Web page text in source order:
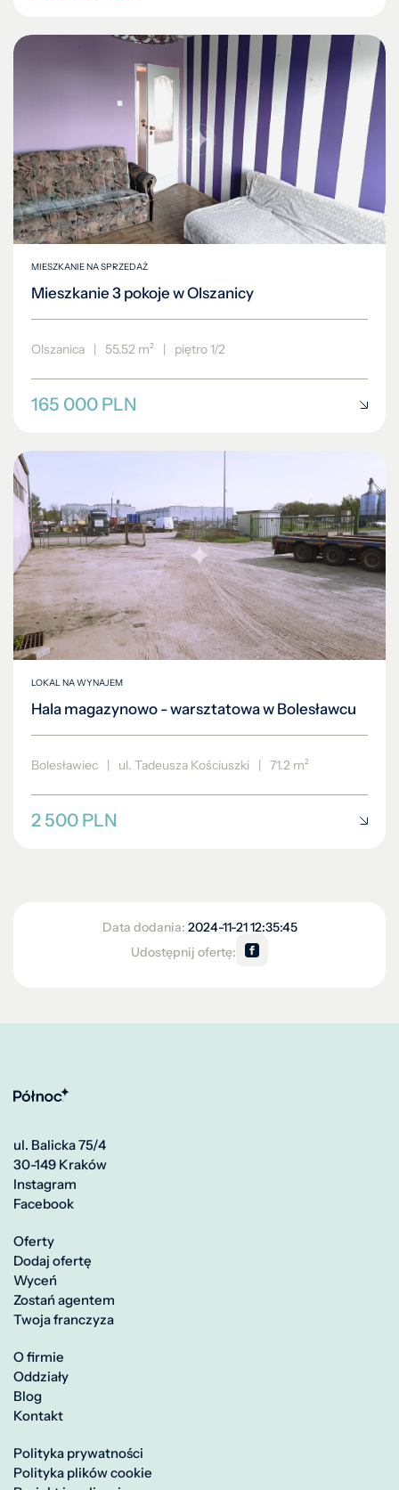
MIESZKANIE NA SPRZEDAŻ
Mieszkanie 3 pokoje w Olszanicy
Olszanica | 55.52 m² | piętro 1/2
165 000 PLN
LOKAL NA WYNAJEM
Hala magazynowo - warsztatowa w Bolesławcu
Bolesławiec | ul. Tadeusza Kościuszki | 71.2 m²
2 500 PLN
Data dodania: 2024-11-21 12:35:45
Udostępnij ofertę:
ul. Balicka 75/4
30-149 Kraków
Instagram
Facebook
Oferty
Dodaj ofertę
Wyceń
Zostań agentem
Twoja franczyza
O firmie
Oddziały
Blog
Kontakt
Polityka prywatności
Polityka plików cookie